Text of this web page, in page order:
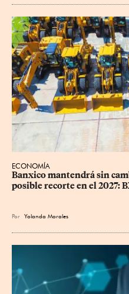
ECONOMÍA
Banxico mantendrá sin
posible recorte en el 2027:
Por Yolanda Morales